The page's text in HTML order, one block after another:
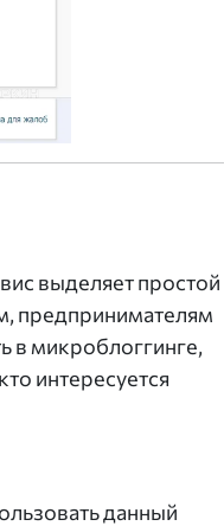
выделяет простой
предпринимателям
в микроблоггинге,
интересуется
данный